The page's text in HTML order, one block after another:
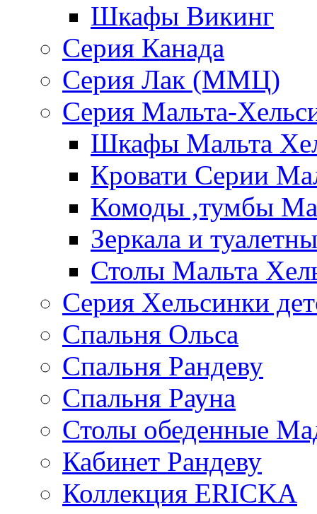
Шкафы Викинг
Серия Канада
Серия Лак (ММЦ)
Серия Мальта-
Шкафы Мальта
Кровати Серии
Комоды ,тумбы
Зеркала и
Столы Мальта
Серия Хельсинки
Спальня Ольса
Спальня Рандеву
Спальня Рауна
Столы обеденные
Кабинет Рандеву
Коллекция ERICKA